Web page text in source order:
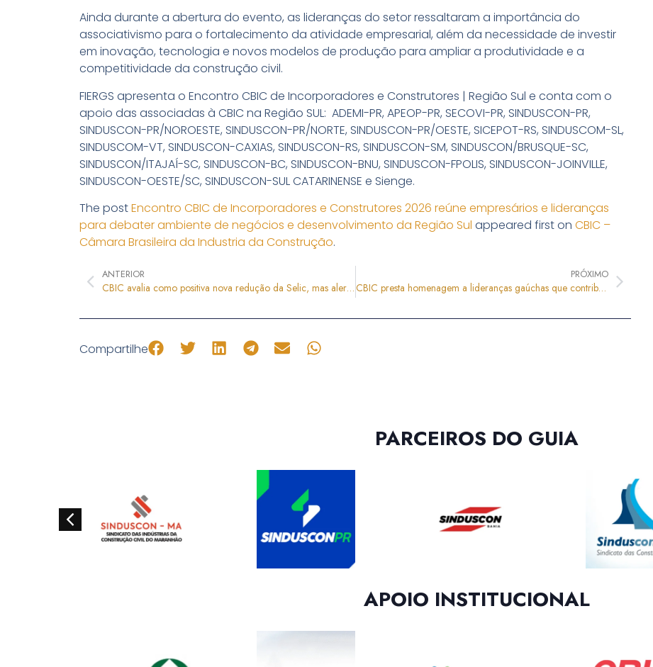
Ainda durante a abertura do evento, as lideranças do setor ressaltaram a importância do
associativismo para o fortalecimento da atividade empresarial, além da necessidade de investir
em inovação, tecnologia e novos modelos de produção para ampliar a produtividade e a
competitividade da construção civil.
FIERGS apresenta o Encontro CBIC de Incorporadores e Construtores | Região Sul e conta com o
apoio das associadas à CBIC na Região SUL: ADEMI-PR, APEOP-PR, SECOVI-PR, SINDUSCON-PR,
SINDUSCON-PR/NOROESTE, SINDUSCON-PR/NORTE, SINDUSCON-PR/OESTE, SICEPOT-RS, SINDUSCOM-SL,
SINDUSCOM-VT, SINDUSCON-CAXIAS, SINDUSCON-RS, SINDUSCON-SM, SINDUSCON/BRUSQUE-SC,
SINDUSCON/ITAJAÍ-SC, SINDUSCON-BC, SINDUSCON-BNU, SINDUSCON-FPOLIS, SINDUSCON-JOINVILLE,
SINDUSCON-OESTE/SC, SINDUSCON-SUL CATARINENSE e Sienge.
The postEncontro CBIC de Incorporadores e Construtores 2026 reúne empresários e lideranças
para debater ambiente de negócios e desenvolvimento da Região Sul appeared first on CBIC –
Câmara Brasileira da Industria da Construção.
ANTERIOR
CBIC avalia como positiva nova redução da Selic, mas alerta para manutenção de juros elevados
PRÓXIMO
CBIC presta homenagem a lideranças gaúchas que contribuíram para o fortalecimento da construção brasileira
Compartilhe
PARCEIROS DO GUIA
APOIO INSTITUCIONAL